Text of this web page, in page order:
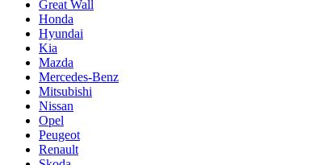
Great Wall
Honda
Hyundai
Kia
Mazda
Mercedes-Benz
Mitsubishi
Nissan
Opel
Peugeot
Renault